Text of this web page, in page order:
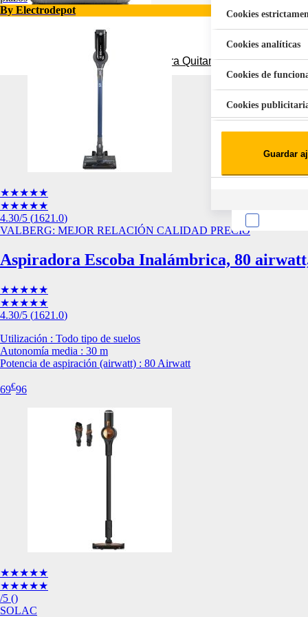
Aspiradora Quitamanchas 450W
By Electrodepot
★★★★★
★★★★★
4.30/5 (1621.0)
VALBERG: MEJOR RELACIÓN CALIDAD PRECIO
Aspiradora Escoba Inalámbrica, 80
★★★★★
★★★★★
4.30/5 (1621.0)
Utilización : Todo tipo de suelos
Autonomía media : 30 m
Potencia de aspiración (airwatt) : 80 Airwatt
69€96
★★★★★
★★★★★
/5 ()
SOLAC
Cookies
Cookies analíticas
Cookies de
Cookies
Guardar